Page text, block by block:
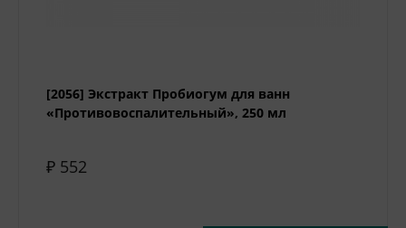
[2056] Экстракт Пробиогум для ванн
«Противовоспалительный», 250 мл
₽ 552